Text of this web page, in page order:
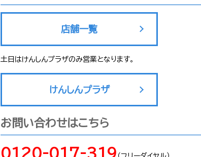
店舗一覧
土日はけんしんプラザのみ営業となります。
けんしんプラザ
お問い合わせはこちら
0120-017-319